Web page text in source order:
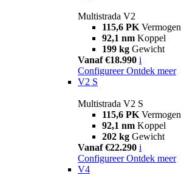
Multistrada V2
115,6 PK Vermogen
92,1 nm Koppel
199 kg Gewicht
Vanaf €18.990 i
Configureer Ontdek meer
V2 S
Multistrada V2 S
115,6 PK Vermogen
92,1 nm Koppel
202 kg Gewicht
Vanaf €22.290 i
Configureer Ontdek meer
V4